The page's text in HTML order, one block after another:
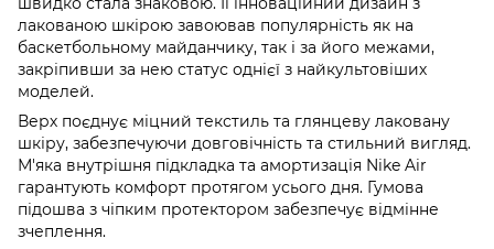
лакованою шкірою завоював популярність як на
баскетбольному майданчику, так і за його межами,
закріпивши за нею статус однієї з найкультовіших
моделей.
Верх поєднує міцний текстиль та глянцеву лаковану
шкіру, забезпечуючи довговічність та стильний вигляд.
М'яка внутрішня підкладка та амортизація Nike Air
гарантують комфорт протягом усього дня. Гумова
підошва з чіпким протектором забезпечує відмінне
зчеплення.